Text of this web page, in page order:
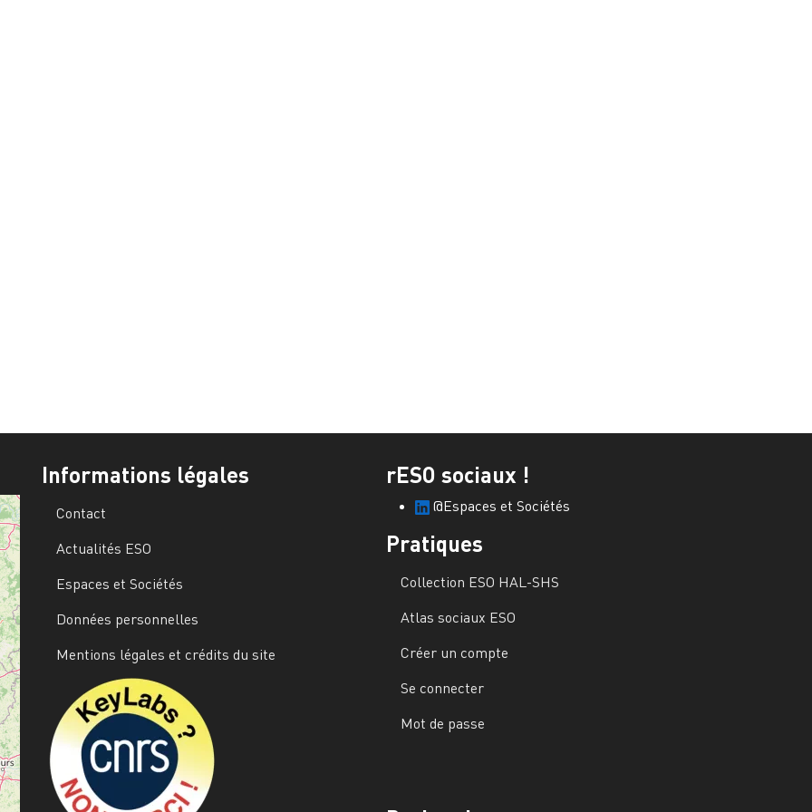
Informations légales
Contact
Actualités ESO
Espaces et Sociétés
Données personnelles
Mentions légales et crédits du site
rESO sociaux !
@Espaces et Sociétés
Pratiques
Collection ESO HAL-SHS
Atlas sociaux ESO
Créer un compte
Se connecter
Mot de passe